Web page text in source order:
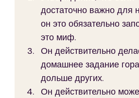
достаточно важно для
он это обязательно
это миф.
Он действительно
домашнее задание
дольше других.
Он действительно